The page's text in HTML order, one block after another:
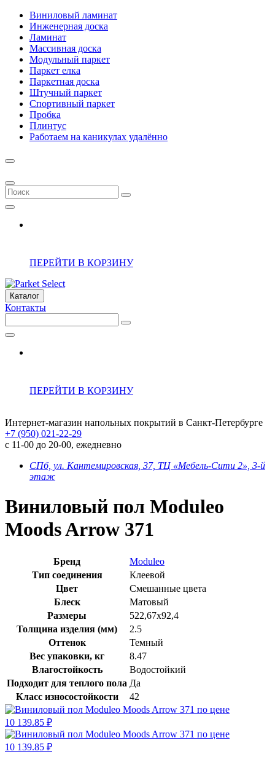
Виниловый ламинат
Инженерная доска
Ламинат
Массивная доска
Модульный паркет
Паркет елка
Паркетная доска
Штучный паркет
Спортивный паркет
Пробка
Плинтус
Работаем на каникулах удалённо
ПЕРЕЙТИ В КОРЗИНУ
Каталог
Контакты
ПЕРЕЙТИ В КОРЗИНУ
Интернет-магазин напольных покрытий в Санкт-Петербурге
+7 (950) 021-22-29
с 11-00 до 20-00, ежедневно
СПб, ул. Кантемировская, 37, ТЦ «Мебель-Сити 2», 3-й
этаж
Виниловый пол Moduleo
Moods Arrow 371
Бренд
Moduleo
Тип соединения
Клеевой
Цвет
Смешанные цвета
Блеск
Матовый
Размеры
522,67х92,4
Толщина изделия (мм)
2.5
Оттенок
Темный
Вес упаковки, кг
8.47
Влагостойкость
Водостойкий
Подходит для теплого пола Да
Класс износостойкости
42